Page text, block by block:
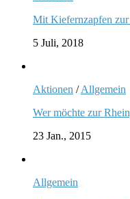
Mit Kiefernzapfen
5 Juli, 2018
Aktionen /Allgemein
Wer möchte zur
23 Jan., 2015
Allgemein